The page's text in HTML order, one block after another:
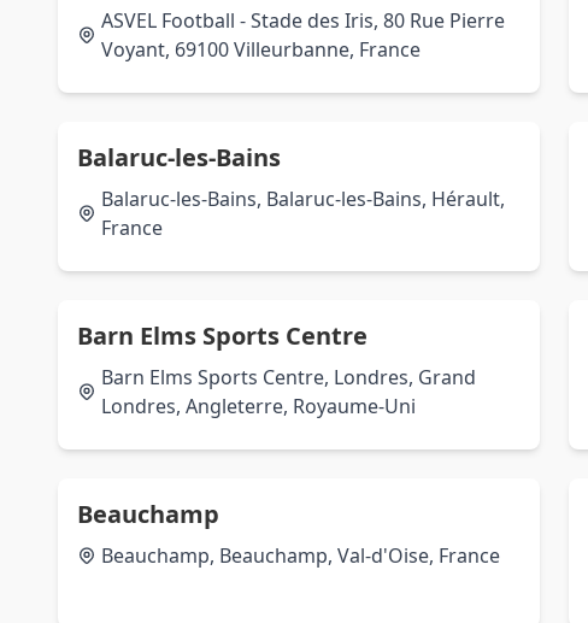
ASVEL Football - Stade des Iris, 80 Rue Pierre
Voyant, 69100 Villeurbanne, France
Balaruc-les-Bains
Balaruc-les-Bains, Balaruc-les-Bains, Hérault,
France
Barn Elms Sports Centre
Barn Elms Sports Centre, Londres, Grand
Londres, Angleterre, Royaume-Uni
Beauchamp
Beauchamp, Beauchamp, Val-d'Oise, France